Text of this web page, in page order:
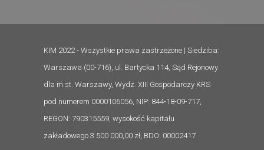
KIM 2022 - Wszystkie prawa zastrzeżone | Siedziba:
Warszawa (00-716), ul. Bartycka 114, Sąd Rejonowy
dla m.st. Warszawy, Wydz. XIII Gospodarczy KRS
pod numerem 0000106056, NIP: 844-18-09-717,
REGON: 790315559, wysokość kapitału
zakładowego 3 500 000,00 zł, BDO: 00002417